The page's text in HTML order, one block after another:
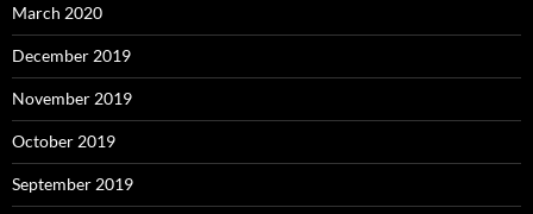
March 2020
December 2019
November 2019
October 2019
September 2019